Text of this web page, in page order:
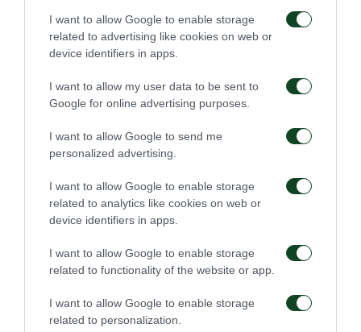
I want to allow Google to enable storage
related to advertising like cookies on web or
device identifiers in apps.
I want to allow my user data to be sent to
Google for online advertising purposes.
I want to allow Google to send me
personalized advertising.
I want to allow Google to enable storage
related to analytics like cookies on web or
device identifiers in apps.
I want to allow Google to enable storage
related to functionality of the website or app.
I want to allow Google to enable storage
related to personalization.